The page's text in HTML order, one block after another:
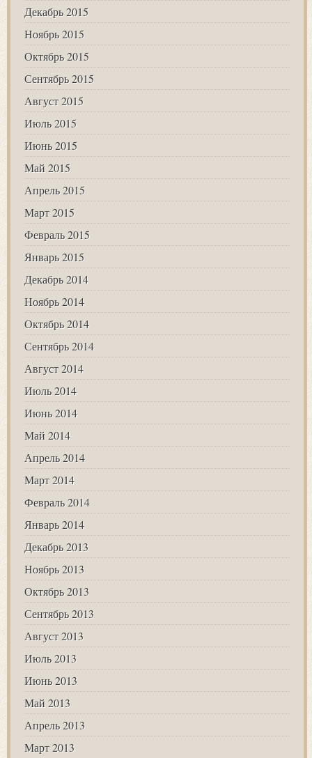
Декабрь 2015
Ноябрь 2015
Октябрь 2015
Сентябрь 2015
Август 2015
Июль 2015
Июнь 2015
Май 2015
Апрель 2015
Март 2015
Февраль 2015
Январь 2015
Декабрь 2014
Ноябрь 2014
Октябрь 2014
Сентябрь 2014
Август 2014
Июль 2014
Июнь 2014
Май 2014
Апрель 2014
Март 2014
Февраль 2014
Январь 2014
Декабрь 2013
Ноябрь 2013
Октябрь 2013
Сентябрь 2013
Август 2013
Июль 2013
Июнь 2013
Май 2013
Апрель 2013
Март 2013